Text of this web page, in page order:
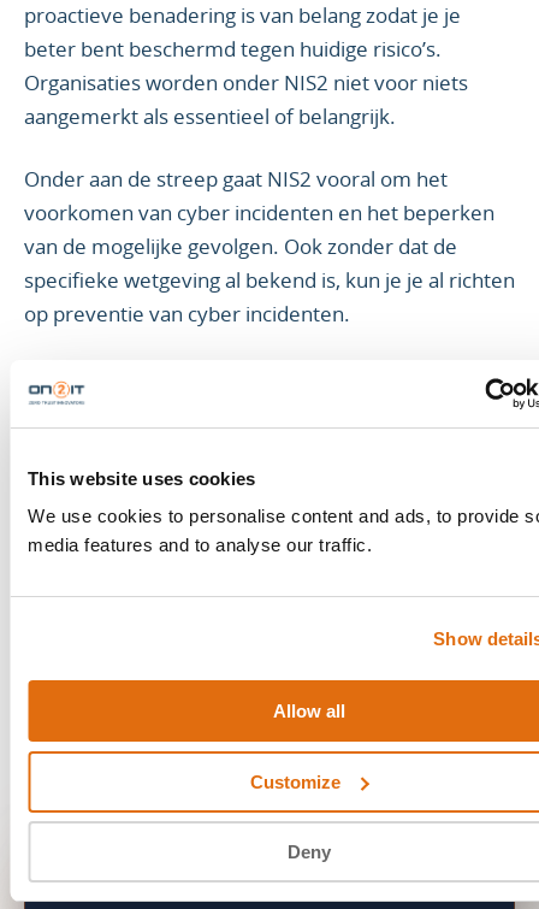
This website uses cookies
We use cookies to personalise content and ads, to provide
media features and to analyse our traffic.
Show
Allow all
Customize
Deny
proactieve benadering is van belang zodat je je
beter bent beschermd tegen huidige risico’s.
Organisaties worden onder NIS2 niet voor niets
aangemerkt als essentieel of belangrijk.
Onder aan de streep gaat NIS2 vooral om het
voorkomen van cyber incidenten en het beperken
van de mogelijke gevolgen. Ook zonder dat de
specifieke wetgeving al bekend is, kun je je al richten
op preventie van cyber incidenten.
Het advies aan organisaties is daarom: vergeet niet
het belang van investeren in een
Zero Trust strategie. Door de implementatie van
Zero Trust-principes versterk je niet alleen de
algehele weerbaarheid van je organisatie, maar leg
MIS GEEN UPDATE